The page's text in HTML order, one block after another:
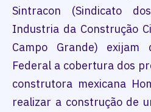
Sintracon (Sindicato
Industria da Construção
Campo Grande) exijam
Federal a cobertura dos
construtora mexicana
realizar a construção de